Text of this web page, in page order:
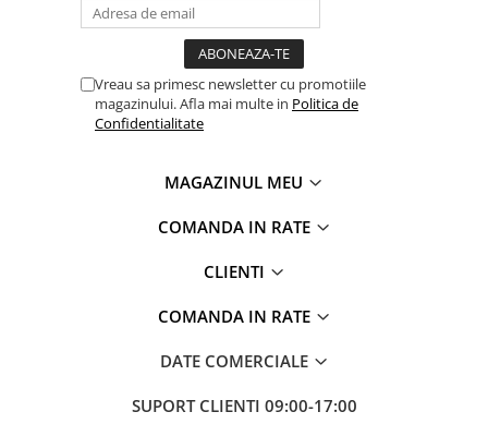
Vreau sa primesc newsletter cu promotiile
magazinului. Afla mai multe in Politica de
Confidentialitate
MAGAZINUL MEU
COMANDA IN RATE
CLIENTI
COMANDA IN RATE
DATE COMERCIALE
SUPORT CLIENTI 09:00-17:00